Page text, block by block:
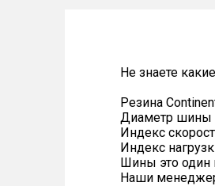
Не знаете
Резина
Диаметр шины
Индекс
Индекс
Шины это один
Наши